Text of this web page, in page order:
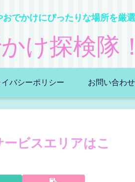
でかけにぴったりな場所を厳
け探検隊
イバシーポリシー お問い合わせ
ビスエリアはこ